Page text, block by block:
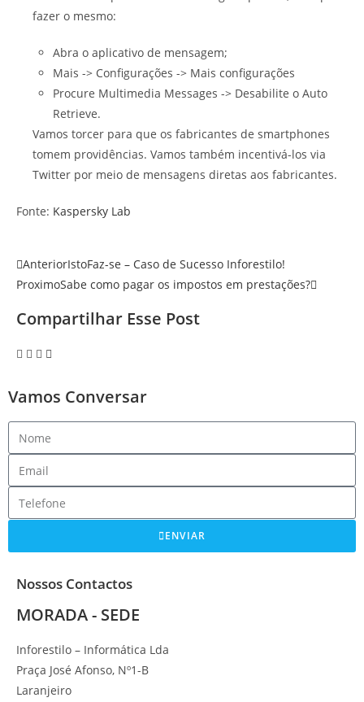
fazer o mesmo:
Abra o aplicativo de mensagem;
Mais -> Configurações -> Mais configurações
Procure Multimedia Messages -> Desabilite o Auto
Retrieve.
Vamos torcer para que os fabricantes de smartphones
tomem providências. Vamos também incentivá-los via
Twitter por meio de mensagens diretas aos fabricantes.
Fonte: Kaspersky Lab
AnteriorIstoFaz-se – Caso de Sucesso Inforestilo!
ProximoSabe como pagar os impostos em prestações?
Compartilhar Esse Post
Vamos Conversar
ENVIAR
Nossos Contactos
MORADA - SEDE
Inforestilo – Informática Lda
Praça José Afonso, Nº1-B
Laranjeiro